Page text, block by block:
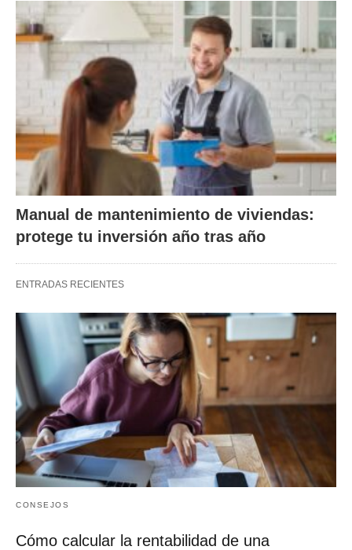
Manual de mantenimiento de viviendas:
protege tu inversión año tras año
ENTRADAS RECIENTES
CONSEJOS
Cómo calcular la rentabilidad de una